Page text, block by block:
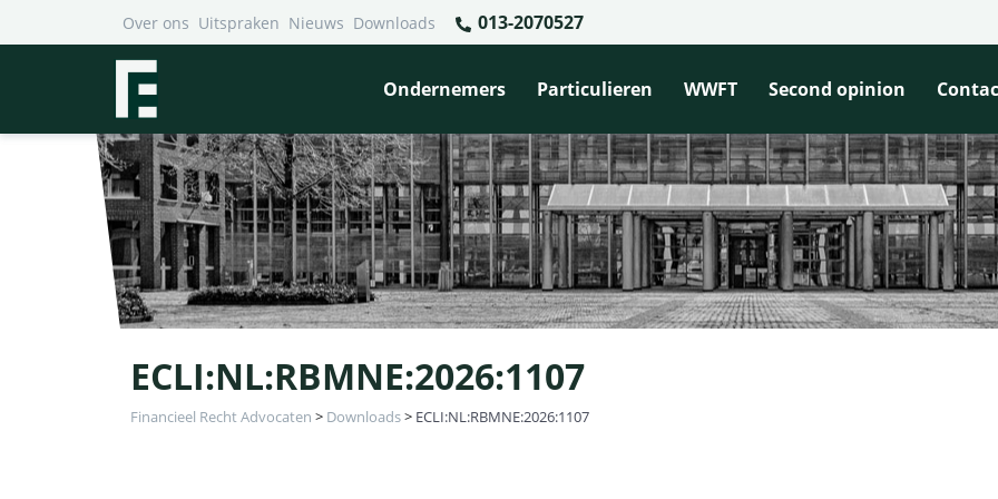
Over ons Uitspraken Nieuws Downloads 013-2070527
Ondernemers Particulieren WWFT Second opinion
ECLI:NL:RBMNE:2026:1107
Financieel Recht Advocaten > Downloads> ECLI:NL:RBMNE:2026:1107